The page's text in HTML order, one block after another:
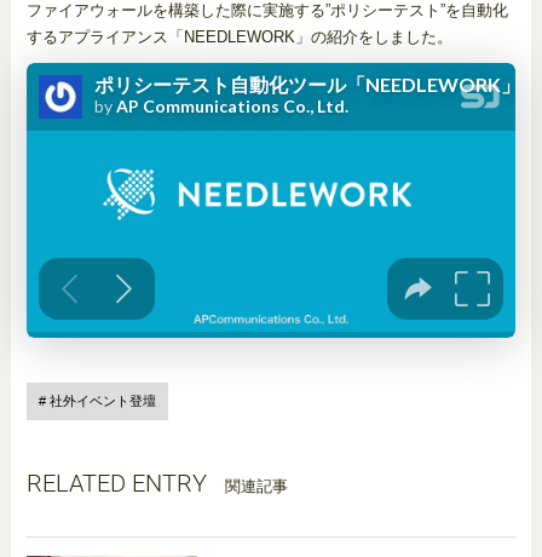
ファイアウォールを構築した際に実施する”ポリシーテスト”を自動化
するアプライアンス「NEEDLEWORK」の紹介をしました。
社外イベント登壇
RELATED ENTRY 関連記事